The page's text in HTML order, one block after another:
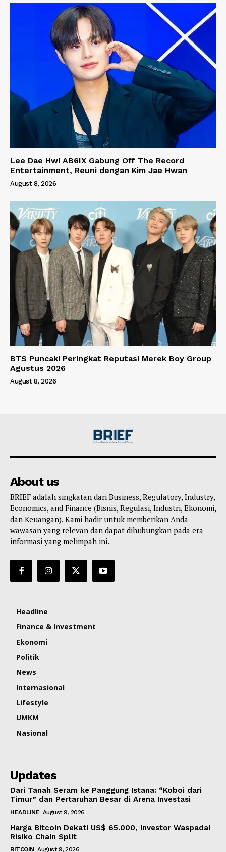
Lee Dae Hwi AB6IX Gabung Off The Record
Entertainment, Reuni dengan Kim Jae Hwan
August 8, 2026
BTS Puncaki Peringkat Reputasi Merek Boy Group
Agustus 2026
August 8, 2026
About us
BRIEF adalah singkatan dari Business, Regulatory, Industry,
Economics, and Finance (Bisnis, Regulasi, Industri, Ekonomi,
dan Keuangan). Kami hadir untuk memberikan Anda
wawasan yang relevan dan dapat dihubungkan pada era
informasi yang melimpah ini.
Headline
Finance & Investment
Ekonomi
Politik
News
Internasional
Lifestyle
UMKM
Nasional
Updates
Dari Tanah Seram ke Panggung Istana: “Koboi dari
Timur” dan Pertaruhan Besar di Arena Investasi
HEADLINE August 9, 2026
Harga Bitcoin Dekati US$ 65.000, Investor Waspadai
Risiko Chain Split
BITCOIN August 9, 2026